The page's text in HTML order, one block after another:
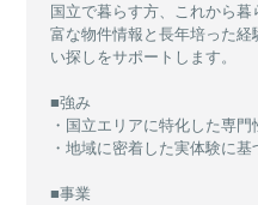
国立で暮らす方、これから
富な物件情報と長年培った経
い探しをサポートします。
■強み
・国立エリアに特化した専門
・地域に密着した実体験に基
■事業